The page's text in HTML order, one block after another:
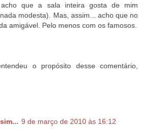
acho que a sala inteira gosta de mim
modesta). Mas, assim... acho que no
amigável. Pelo menos com os famosos.
o propósito desse comentário,
9 de março de 2010 às 16:12